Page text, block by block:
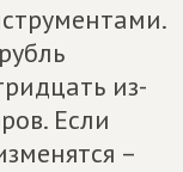
из-
Если
–